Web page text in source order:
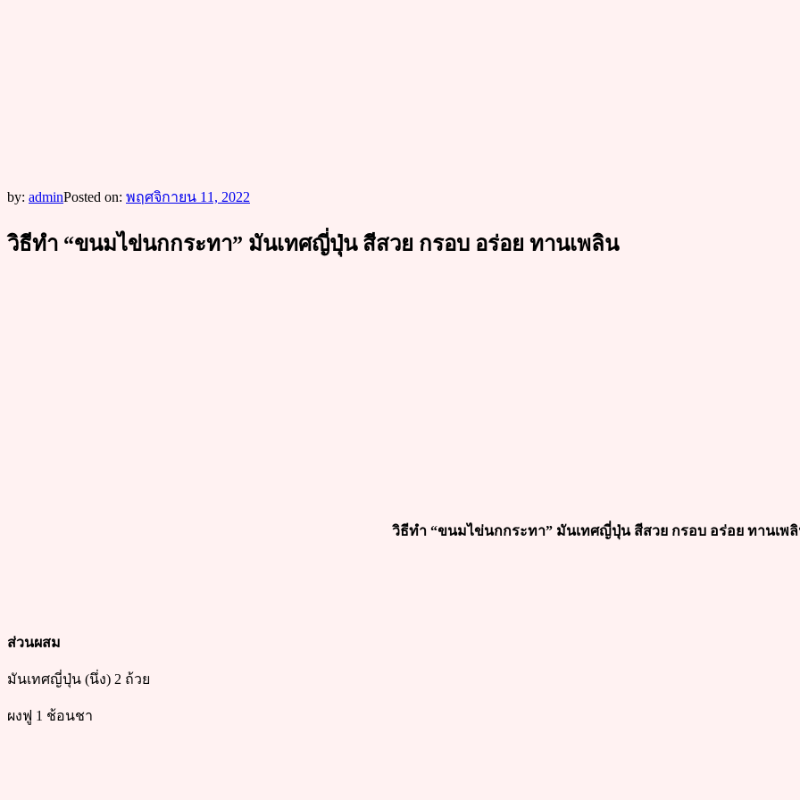
by: adminPosted on: พฤศจิกายน 11, 2022
วิธีทำ “ขนมไข่นกกระทา” มันเทศญี่ปุ่น สีสวย กรอบ อร่อย ทานเพลิน
วิธีทำ “ขนมไข่นกกระทา” มันเทศญี่ปุ่น สีสวย กรอบ อร่อย ทานเพ
ส่วนผสม
มันเทศญี่ปุ่น (นึ่ง) 2 ถ้วย
ผงฟู 1 ช้อนชา